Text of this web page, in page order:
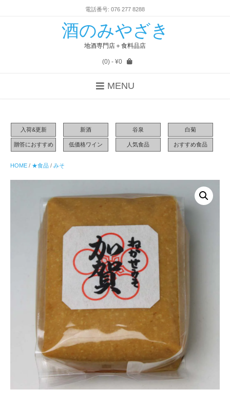
電話番号: 076 277 8288
酒のみやざき
地酒専門店＋食料品店
(0)- ¥0
MENU
入荷&更新 新酒 谷泉 白菊
贈答におすすめ 低価格ワイン 人気食品 おすすめ食品
HOME / ★食品 / みそ